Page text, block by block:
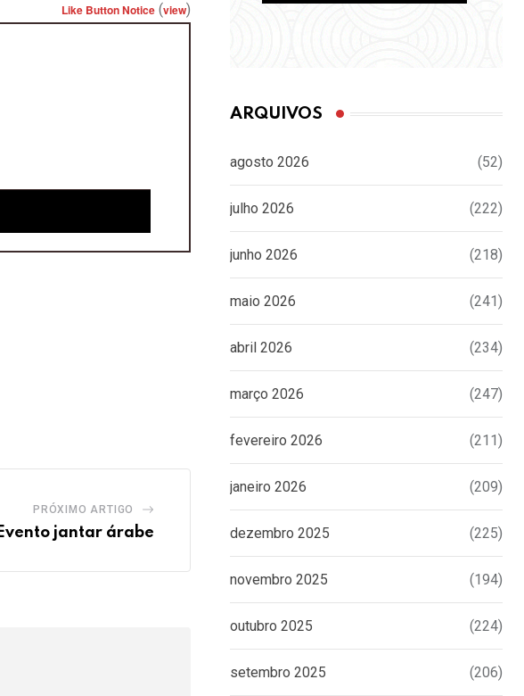
Like Button Notice (view)
PRÓXIMO ARTIGO
Evento jantar árabe
ARQUIVOS
agosto 2026 (52)
julho 2026 (222)
junho 2026 (218)
maio 2026 (241)
abril 2026 (234)
março 2026 (247)
fevereiro 2026 (211)
janeiro 2026 (209)
dezembro 2025 (225)
novembro 2025 (194)
outubro 2025 (224)
setembro 2025 (206)